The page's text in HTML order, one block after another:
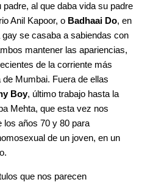
al que daba vida su padre
Anil Kapoor, o Badhaai Do, en
se casaba a sabiendas con
mantener las apariencias,
de la corriente más
Mumbai. Fuera de ellas
Boy, último trabajo hasta la
Mehta, que esta vez nos
los años 70 y 80 para
de un joven, en un
que nos parecen